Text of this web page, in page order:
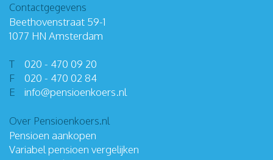
Contactgegevens
Beethovenstraat 59-1
1077 HN Amsterdam
T
020 - 470 09 20
F
020 - 470 02 84
E
info@pensioenkoers.nl
Over Pensioenkoers.nl
Pensioen aankopen
Variabel pensioen vergelijken